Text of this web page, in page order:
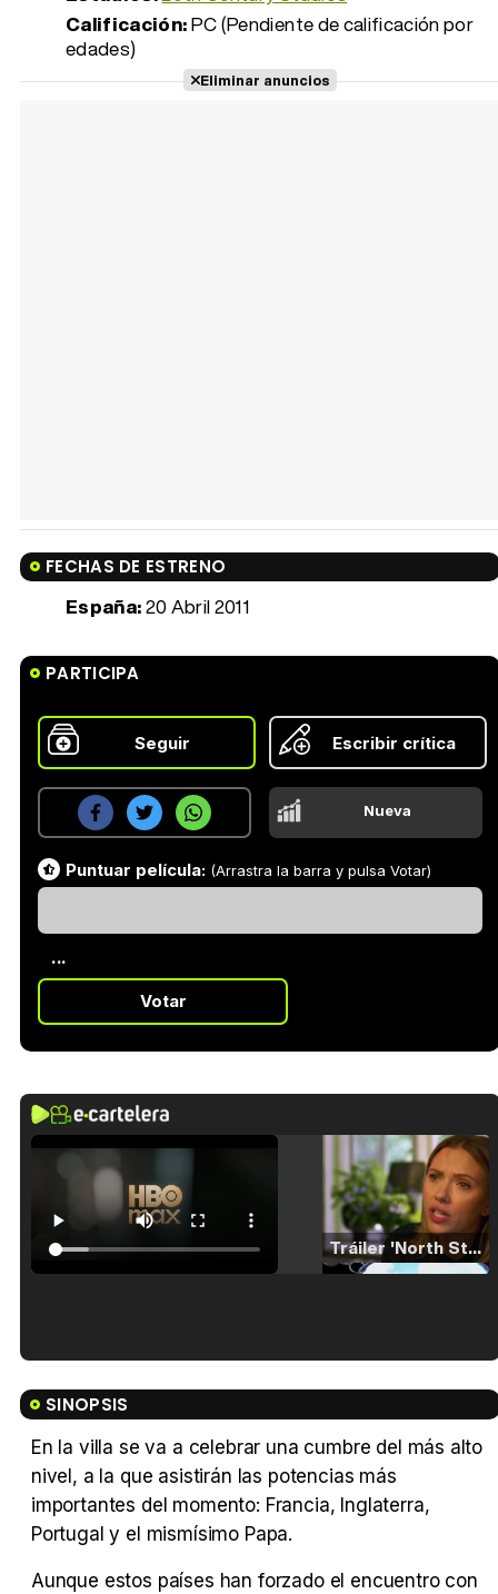
Calificación:PC (Pendiente de calificación por
edades)
Eliminar anuncios
FECHAS DE ESTRENO
España:20 Abril 2011
PARTICIPA
Seguir Escribir crítica
Nueva
Puntuar película: (Arrastra la barra y pulsa Votar)
...
Votar
Tráiler 'North Star' (2023)
SINOPSIS
En la villa se va a celebrar una cumbre del más alto
nivel, a la que asistirán las potencias más
importantes del momento: Francia, Inglaterra,
Portugal y el mismísimo Papa.
Aunque estos países han forzado el encuentro con